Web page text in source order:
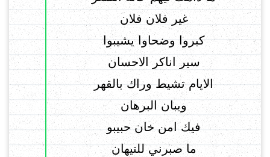
غير فلان فلان
كبروا وضحاوا يشيبوا
سير اناكر الاحسان
الايام تشيط وراك بالقهر
ويبان البرهان
فيك امن خان حبيبو
ما صبرني للتيهان